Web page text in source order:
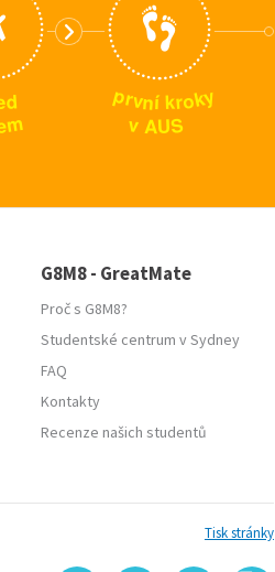
d
m
první kroky
v AUS
G8M8 - GreatMate
Proč s G8M8?
Studentské centrum v Sydney
FAQ
Kontakty
Recenze našich studentů
Tisk stránky